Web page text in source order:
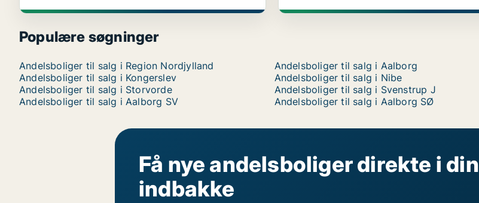
Populære søgninger
Andelsboliger til salg i Region Nordjylland Andelsboliger til salg i Aalborg
Andelsboliger til salg i Kongerslev
Andelsboliger til salg i Nibe
Andelsboliger til salg i Storvorde
Andelsboliger til salg i Svenstrup J
Andelsboliger til salg i Aalborg SV
Andelsboliger til salg i Aalborg SØ
Få nye andelsboliger direkte i din
indbakke